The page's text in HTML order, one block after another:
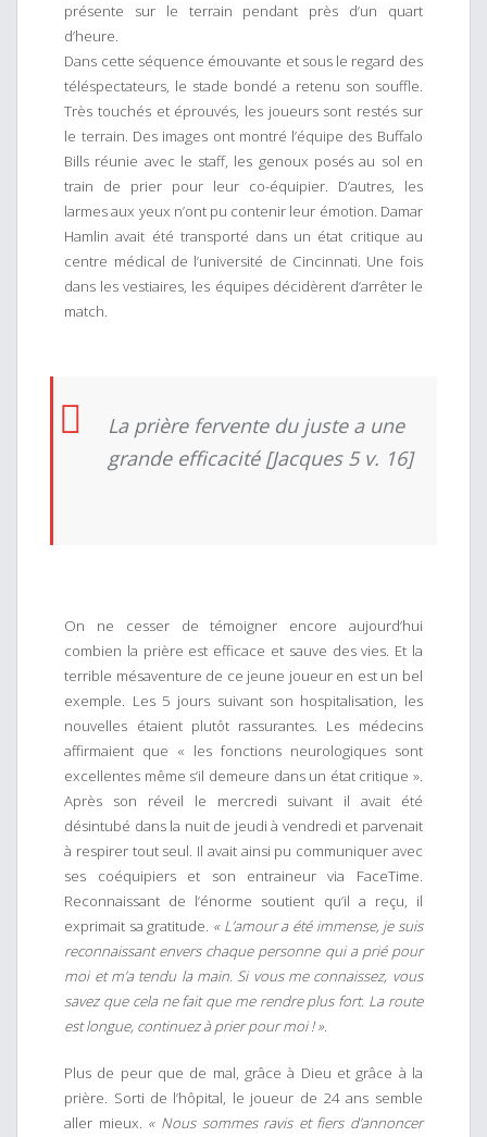
présente sur le terrain pendant près d’un quart
d’heure.
Dans cette séquence émouvante et sous le regard des
téléspectateurs, le stade bondé a retenu son souffle.
Très touchés et éprouvés, les joueurs sont restés sur
le terrain. Des images ont montré l’équipe des Buffalo
Bills réunie avec le staff, les genoux posés au sol en
train de prier pour leur co-équipier. D’autres, les
larmes aux yeux n’ont pu contenir leur émotion. Damar
Hamlin avait été transporté dans un état critique au
centre médical de l’université de Cincinnati. Une fois
dans les vestiaires, les équipes décidèrent d’arrêter le
match.
La prière fervente du juste a une
grande efficacité [Jacques 5 v. 16]
On ne cesser de témoigner encore aujourd’hui
combien la prière est efficace et sauve des vies. Et la
terrible mésaventure de ce jeune joueur en est un bel
exemple. Les 5 jours suivant son hospitalisation, les
nouvelles étaient plutôt rassurantes. Les médecins
affirmaient que « les fonctions neurologiques sont
excellentes même s’il demeure dans un état critique ».
Après son réveil le mercredi suivant il avait été
désintubé dans la nuit de jeudi à vendredi et parvenait
à respirer tout seul. Il avait ainsi pu communiquer avec
ses coéquipiers et son entraineur via FaceTime.
Reconnaissant de l’énorme soutient qu’il a reçu, il
exprimait sa gratitude. « L’amour a été immense, je suis
reconnaissant envers chaque personne qui a prié pour
moi et m’a tendu la main. Si vous me connaissez, vous
savez que cela ne fait que me rendre plus fort. La route
est longue, continuez à prier pour moi ! ».
Plus de peur que de mal, grâce à Dieu et grâce à la
prière. Sorti de l’hôpital, le joueur de 24 ans semble
aller mieux. « Nous sommes ravis et fiers d’annoncer